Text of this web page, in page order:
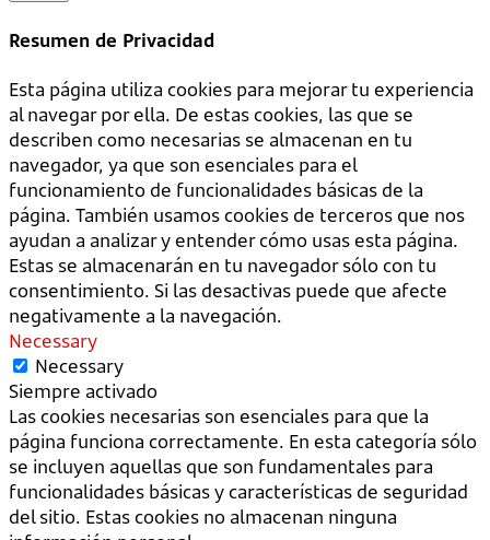
Resumen de Privacidad
Esta página utiliza cookies para mejorar tu experiencia
al navegar por ella. De estas cookies, las que se
describen como necesarias se almacenan en tu
navegador, ya que son esenciales para el
funcionamiento de funcionalidades básicas de la
página. También usamos cookies de terceros que nos
ayudan a analizar y entender cómo usas esta página.
Estas se almacenarán en tu navegador sólo con tu
consentimiento. Si las desactivas puede que afecte
negativamente a la navegación.
Necessary
Necessary
Siempre activado
Las cookies necesarias son esenciales para que la
página funciona correctamente. En esta categoría sólo
se incluyen aquellas que son fundamentales para
funcionalidades básicas y características de seguridad
del sitio. Estas cookies no almacenan ninguna